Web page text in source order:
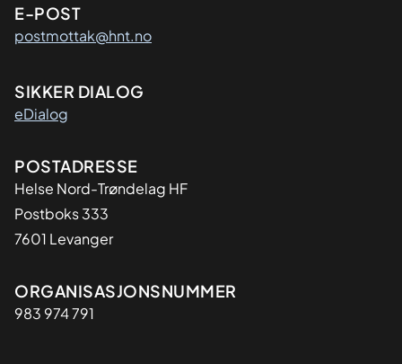
E-POST
postmottak@hnt.no
SIKKER DIALOG
eDialog
Adresse
POSTADRESSE
Helse Nord-Trøndelag HF
Postboks 333
7601 Levanger
Organisasjon
ORGANISASJONSNUMMER
983 974 791